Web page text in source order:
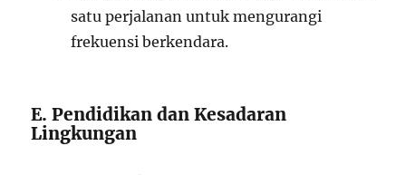
satu perjalanan untuk mengurangi
frekuensi berkendara.
E. Pendidikan dan Kesadaran
Lingkungan